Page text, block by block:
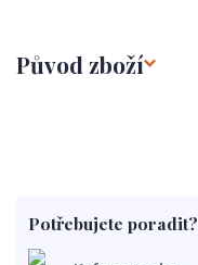
Původ zboží
Potřebujete poradit?